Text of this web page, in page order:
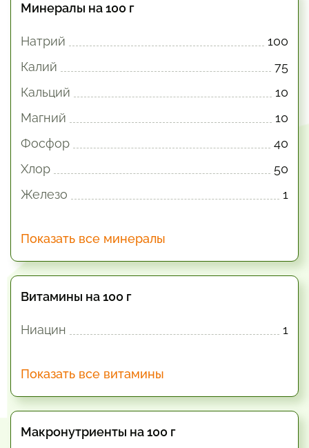
Минералы на 100 г
Натрий
100
Калий
75
Кальций
10
Магний
10
Фосфор
40
Хлор
50
Железо
1
Показать все минералы
Витамины на 100 г
Ниацин 1
Показать все витамины
Макронутриенты на 100 г